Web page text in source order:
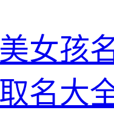
女孩
名大